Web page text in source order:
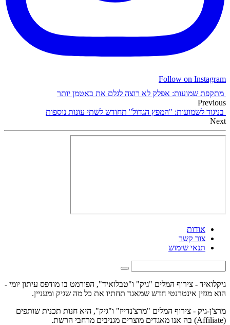
Follow on Instagram
מתקפת שמועות: אפלק לא רוצה לגלם את באטמן יותר
Previous
בניגוד לשמועות: "המפץ הגדול" תחודש לשתי עונות נוספות
Next
אודות
צור קשר
תנאי שימוש
גיקלואיד - צירוף המלים "גיק" ו"טבלואיד", הפורמט בו מודפס עיתון יומי -
הוא מגזין אינטרנטי חדש שמאגד תחתיו את כל מה שגיק ומעניין.
מרצ'ן-גיק - צירוף המלים "מרצ'נדייז" ו"גיק", היא חנות תכנית שותפים
(Affiliate) בה אנו מאגדים מוצרים מגניבים מרחבי הרשת.